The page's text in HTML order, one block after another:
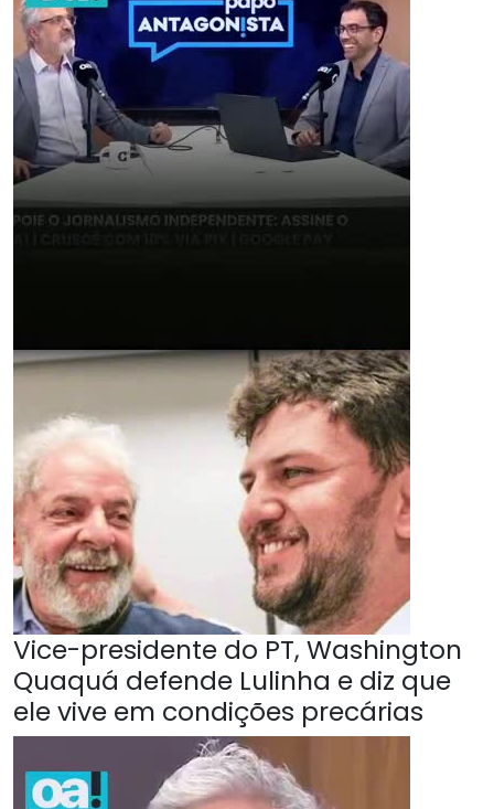
Vice-presidente do PT, Washington
Quaquá defende Lulinha e diz que
ele vive em condições precárias